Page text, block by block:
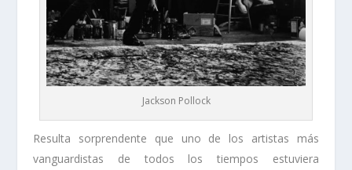
Jackson Pollock
Resulta sorprendente que uno de los artistas más
vanguardistas de todos los tiempos estuviera